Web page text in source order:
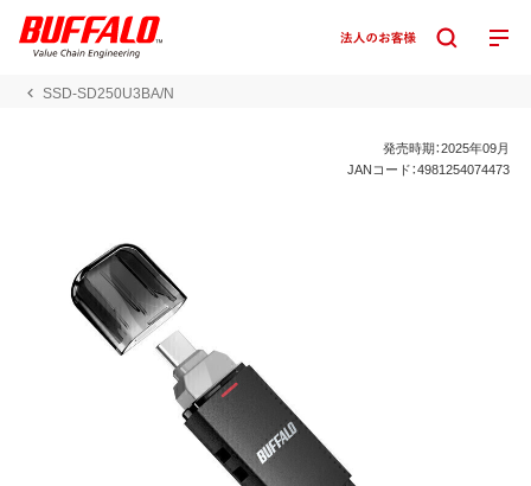
SSD-SD250U3BA/N
発売時期：2025年09月
JANコード：4981254074473